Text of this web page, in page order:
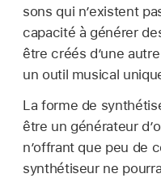
sons qui n’existent
capacité à générer
être créés d’une
un outil musical
La forme de
être un générateur
n’offrant que peu de
synthétiseur ne